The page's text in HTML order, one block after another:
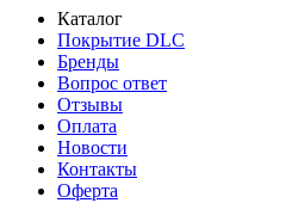
Каталог
Покрытие DLC
Бренды
Вопрос ответ
Отзывы
Оплата
Новости
Контакты
Оферта